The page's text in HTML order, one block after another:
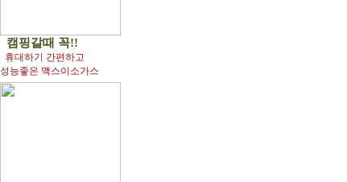
캠핑갈때 꼭!!
휴대하기 간편하고
성능좋은 맥스이소가스